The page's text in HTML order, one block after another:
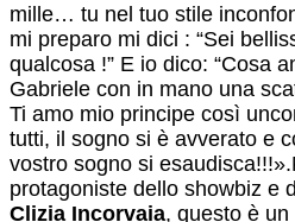
mille… tu nel tuo stile
mi preparo mi dici : “Sei
qualcosa !” E io dico: “Cosa
Gabriele con in mano una
Ti amo mio principe così
tutti, il sogno si è avverato e
vostro sogno si
protagoniste dello showbiz e
Clizia Incorvaia, questo è